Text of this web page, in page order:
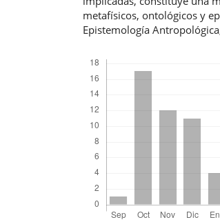
metafísicos, ontológicos y
Epistemología